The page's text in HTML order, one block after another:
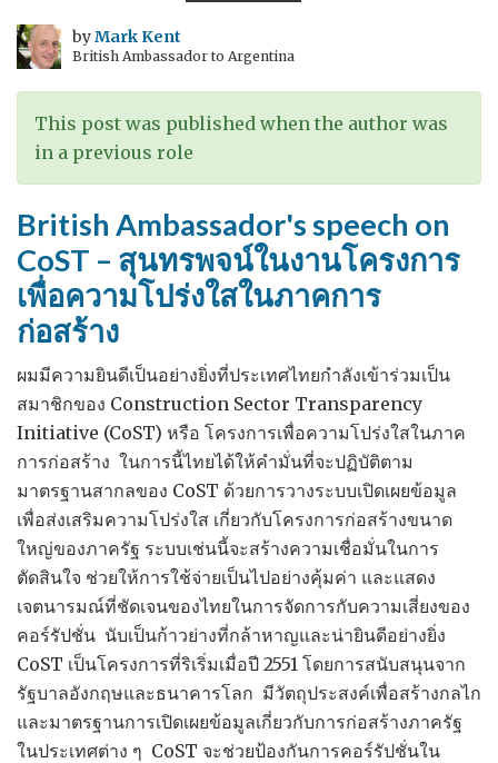
byMark Kent
British Ambassador to Argentina
This post was published when the author was
in a previous role
British Ambassador's speech on
CoST – สุนทรพจน์ในงานโครงการ
เพื่อความโปร่งใสในภาคการ
ก่อสร้าง
ผมมีความยินดีเป็นอย่างยิ่งที่ประเทศไทยกำลังเข้าร่วมเป็น
สมาชิกของ Construction Sector Transparency
Initiative (CoST) หรือ โครงการเพื่อความโปร่งใสในภาค
การก่อสร้าง ในการนี้ไทยได้ให้คำมั่นที่จะปฏิบัติตาม
มาตรฐานสากลของ CoST ด้วยการวางระบบเปิดเผยข้อมูล
เพื่อส่งเสริมความโปร่งใส เกี่ยวกับโครงการก่อสร้างขนาด
ใหญ่ของภาครัฐ ระบบเช่นนี้จะสร้างความเชื่อมั่นในการ
ตัดสินใจ ช่วยให้การใช้จ่ายเป็นไปอย่างคุ้มค่า และแสดง
เจตนารมณ์ที่ชัดเจนของไทยในการจัดการกับความเสี่ยงของ
คอร์รัปชั่น นับเป็นก้าวย่างที่กล้าหาญและน่ายินดีอย่างยิ่ง
CoST เป็นโครงการที่ริเริ่มเมื่อปี 2551 โดยการสนับสนุนจาก
รัฐบาลอังกฤษและธนาคารโลก มีวัตถุประสงค์เพื่อสร้างกลไก
และมาตรฐานการเปิดเผยข้อมูลเกี่ยวกับการก่อสร้างภาครัฐ
ในประเทศต่าง ๆ CoST จะช่วยป้องกันการคอร์รัปชั่นใน